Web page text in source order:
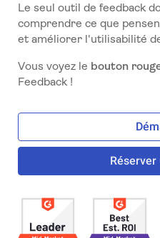
Le seul outil de feedback
comprendre ce que
et améliorer l'utilisabilité
Vous voyez le bouton
Feedback !
Réserver